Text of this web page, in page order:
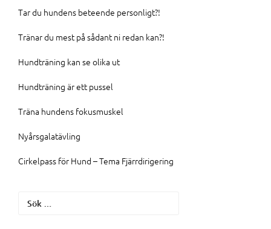
Tar du hundens beteende personligt?!
Tränar du mest på sådant ni redan kan?!
Hundträning kan se olika ut
Hundträning är ett pussel
Träna hundens fokusmuskel
Nyårsgalatävling
Cirkelpass för Hund – Tema Fjärrdirigering
Sök